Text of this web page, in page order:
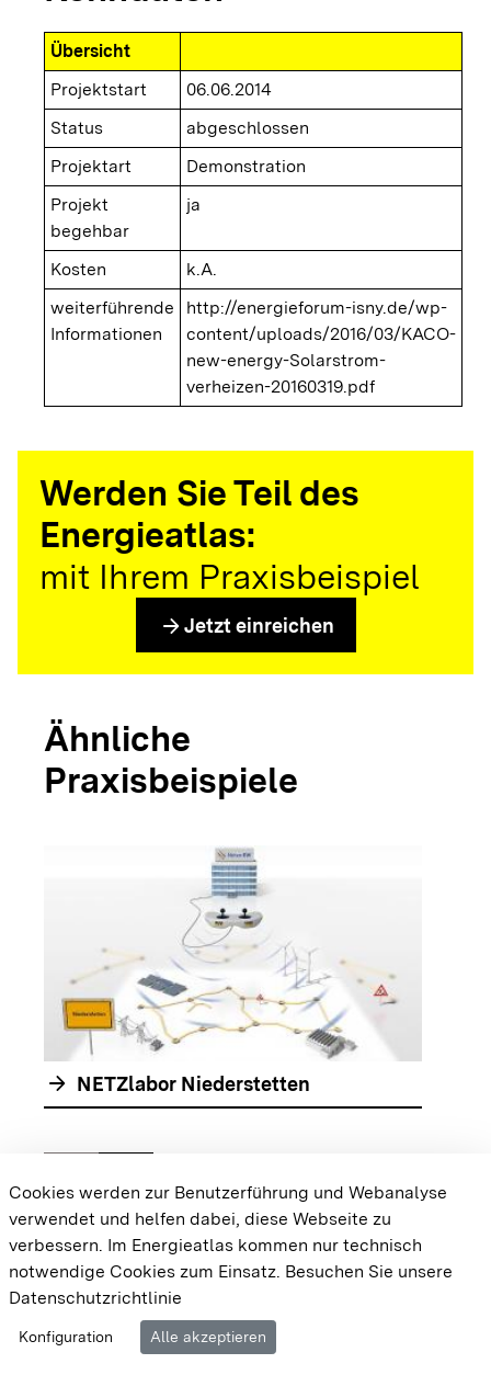
Übersicht
Projektstart
06.06.2014
Status
abgeschlossen
Projektart
Demonstration
Projekt
begehbar
ja
Kosten
k.A.
weiterführende
Informationen
http://energieforum-isny.de/wp-
content/uploads/2016/03/KACO-
new-energy-Solarstrom-
verheizen-20160319.pdf
Werden Sie Teil des
Energieatlas:
mit Ihrem Praxisbeispiel
arrow_forward Jetzt einreichen
Ähnliche
Praxisbeispiele
arrow_forward NETZlabor Niederstetten
Zur vorhergehenden Folie springen
chevron_rightZur nächsten Folie springen
{{#displayPraxisbeispielMap}} {{{body}}}
{{/displayPraxisbeispielMap}}
Cookie-EinstellungenBarrierefreiheit
Impressum
Cookies werden zur Benutzerführung und Webanalyse
verwendet und helfen dabei, diese Webseite zu
verbessern. Im Energieatlas kommen nur technisch
notwendige Cookies zum Einsatz. Besuchen Sie unsere
Datenschutzrichtlinie
Konfiguration Alle akzeptieren